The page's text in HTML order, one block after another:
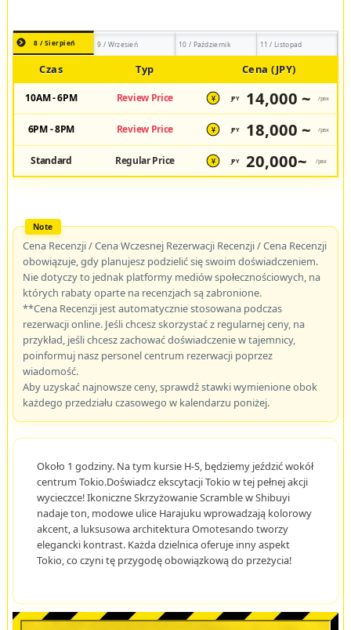
8 / Sierpień 9 / Wrzesień 10 / Październik 11 / Listopad
Czas Typ Cena (JPY)
10AM - 6PM Review Price ¥ JPY 14,000 ~ /pax
6PM - 8PM Review Price ¥ JPY 18,000 ~ /pax
Standard Regular Price ¥ JPY 20,000~ /pax
Cena Recenzji / Cena Wczesnej Rezerwacji Recenzji / Cena Recenzji
obowiązuje, gdy planujesz podzielić się swoim doświadczeniem.
Nie dotyczy to jednak platformy mediów społecznościowych, na
których rabaty oparte na recenzjach są zabronione.
**Cena Recenzji jest automatycznie stosowana podczas
rezerwacji online. Jeśli chcesz skorzystać z regularnej ceny, na
przykład, jeśli chcesz zachować doświadczenie w tajemnicy,
poinformuj nasz personel centrum rezerwacji poprzez
wiadomość.
Aby uzyskać najnowsze ceny, sprawdź stawki wymienione obok
każdego przedziału czasowego w kalendarzu poniżej.
Około 1 godziny. Na tym kursie H-S, będziemy jeździć wokół
centrum Tokio.Doświadcz ekscytacji Tokio w tej pełnej akcji
wycieczce! Ikoniczne Skrzyżowanie Scramble w Shibuyi
nadaje ton, modowe ulice Harajuku wprowadzają kolorowy
akcent, a luksusowa architektura Omotesando tworzy
elegancki kontrast. Każda dzielnica oferuje inny aspekt
Tokio, co czyni tę przygodę obowiązkową do przeżycia!